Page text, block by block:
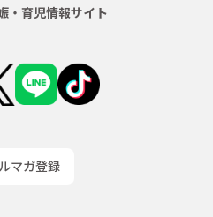
・育児情報サイト
マガ登録